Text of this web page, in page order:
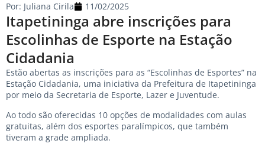
Itapetininga abre inscrições para
Escolinhas de Esporte na Estação
Cidadania
Por: Juliana Cirila 11/02/2025
Estão abertas as inscrições para as “Escolinhas de Esportes” na
Estação Cidadania, uma iniciativa da Prefeitura de Itapetininga
por meio da Secretaria de Esporte, Lazer e Juventude.
Ao todo são oferecidas 10 opções de modalidades com aulas
gratuitas, além dos esportes paralímpicos, que também
tiveram a grade ampliada.